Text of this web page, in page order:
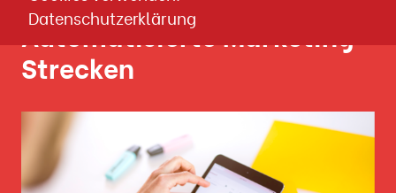
Datenschutzerklärung
Automatisierte Marketing-
Strecken